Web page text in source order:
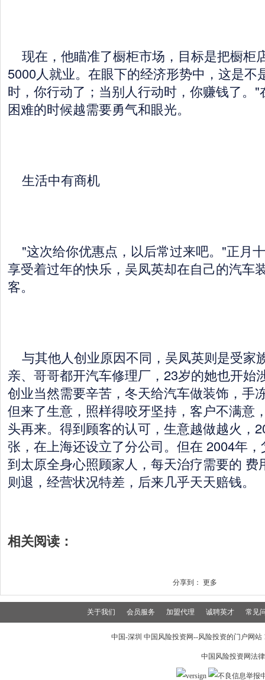
现在，他瞄准了橱柜市场，目标是把橱柜
5000人就业。在眼下的经济形势中，这是不
时，你行动了；当别人行动时，你赚钱了。
困难的时候越需要勇气和眼光。
生活中有商机
"这次给你优惠点，以后常过来吧。"正月
享受着过年的快乐，吴凤英却在自己的汽车
客。
与其他人创业原因不同，吴凤英则是受家
亲、哥哥都开汽车修理厂，23岁的她也开始
创业当然需要辛苦，冬天给汽车做装饰，手
但来了生意，照样得咬牙坚持，客户不满意
头再来。得到顾客的认可，生意越做越火，
张，在上海还设立了分公司。但在 2004年
到太原全身心照顾家人，每天治疗需要的 费
则退，经营状况特差，后来几乎天天赔钱。
相关阅读：
分享到： 更多
关于我们 会员服务 加盟代理 诚聘英才 常见
中国-深圳 中国风险投资网--风险投资的门户网
中国风险投资网法